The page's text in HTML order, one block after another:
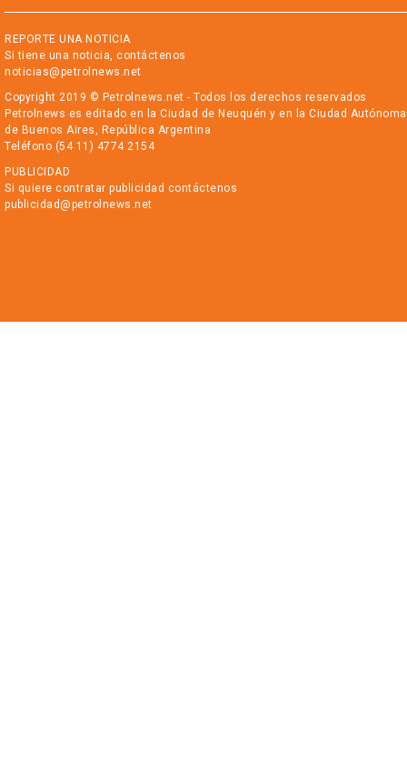
REPORTE UNA NOTICIA
Si tiene una noticia, contáctenos
noticias@petrolnews.net
Copyright 2019 © Petrolnews.net - Todos los derechos reservados
Petrolnews es editado en la Ciudad de Neuquén y en la Ciudad Autónoma
de Buenos Aires, República Argentina
Teléfono (54 11) 4774 2154
PUBLICIDAD
Si quiere contratar publicidad contáctenos
publicidad@petrolnews.net